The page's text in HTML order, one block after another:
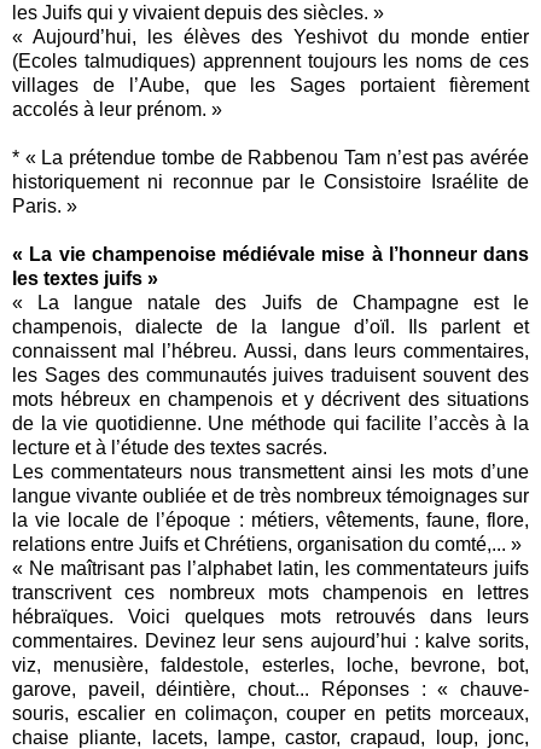
les Juifs qui y vivaient depuis des siècles. »
« Aujourd’hui, les élèves des Yeshivot du monde entier
(Ecoles talmudiques) apprennent toujours les noms de ces
villages de l’Aube, que les Sages portaient fièrement
accolés à leur prénom. »
* « La prétendue tombe de Rabbenou Tam n’est pas avérée
historiquement ni reconnue par le Consistoire Israélite de
Paris. »
« La vie champenoise médiévale mise à l’honneur dans
les textes juifs »
« La langue natale des Juifs de Champagne est le
champenois, dialecte de la langue d’oïl. Ils parlent et
connaissent mal l’hébreu. Aussi, dans leurs commentaires,
les Sages des communautés juives traduisent souvent des
mots hébreux en champenois et y décrivent des situations
de la vie quotidienne. Une méthode qui facilite l’accès à la
lecture et à l’étude des textes sacrés.
Les commentateurs nous transmettent ainsi les mots d’une
langue vivante oubliée et de très nombreux témoignages sur
la vie locale de l’époque : métiers, vêtements, faune, flore,
relations entre Juifs et Chrétiens, organisation du comté,... »
« Ne maîtrisant pas l’alphabet latin, les commentateurs juifs
transcrivent ces nombreux mots champenois en lettres
hébraïques. Voici quelques mots retrouvés dans leurs
commentaires. Devinez leur sens aujourd’hui : kalve sorits,
viz, menusière, faldestole, esterles, loche, bevrone, bot,
garove, paveil, déintière, chout... Réponses : « chauve-
souris, escalier en colimaçon, couper en petits morceaux,
chaise pliante, lacets, lampe, castor, crapaud, loup, jonc,